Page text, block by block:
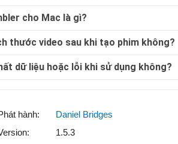
cho Mac là gì?
thước video sau khi tạo phim không?
dữ liệu hoặc lỗi khi sử dụng không?
hành:
Daniel Bridges
1.5.3